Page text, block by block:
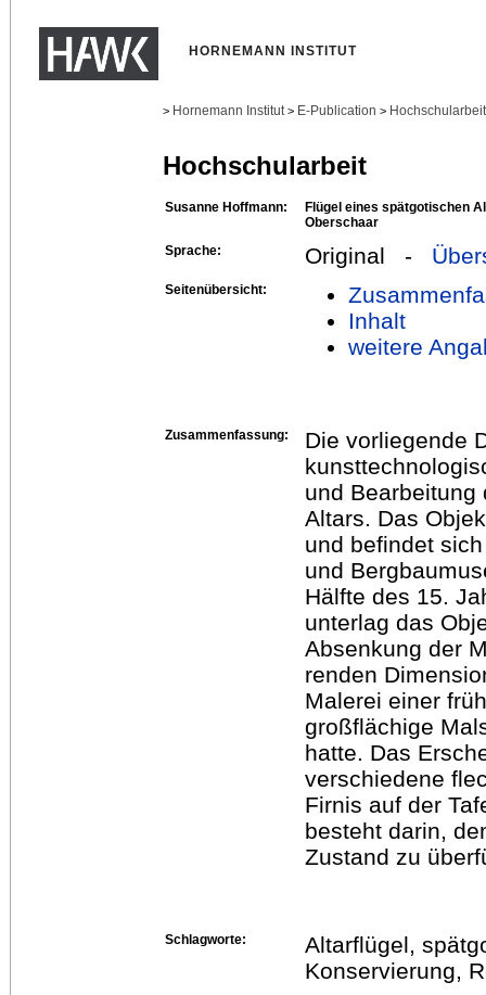
HORNEMANN INSTITUT
> Hornemann Institut > E-Publication >
Hochschularbeit
Susanne Hoffmann:
Flügel eines spätgotischen
Oberschaar
Sprache:
Original -
Seitenübersicht:
Inhalt
weitere
Zusammenfassung:
Die vorliegende
und
Altars. Das
und befindet
und
Hälfte des 15.
unterlag das
Absenkung der
renden
Malerei einer
großflächige
hatte. Das
verschiedene
Firnis auf der
besteht darin,
Zustand zu
Schlagworte:
Altarflügel,
Konservierung,